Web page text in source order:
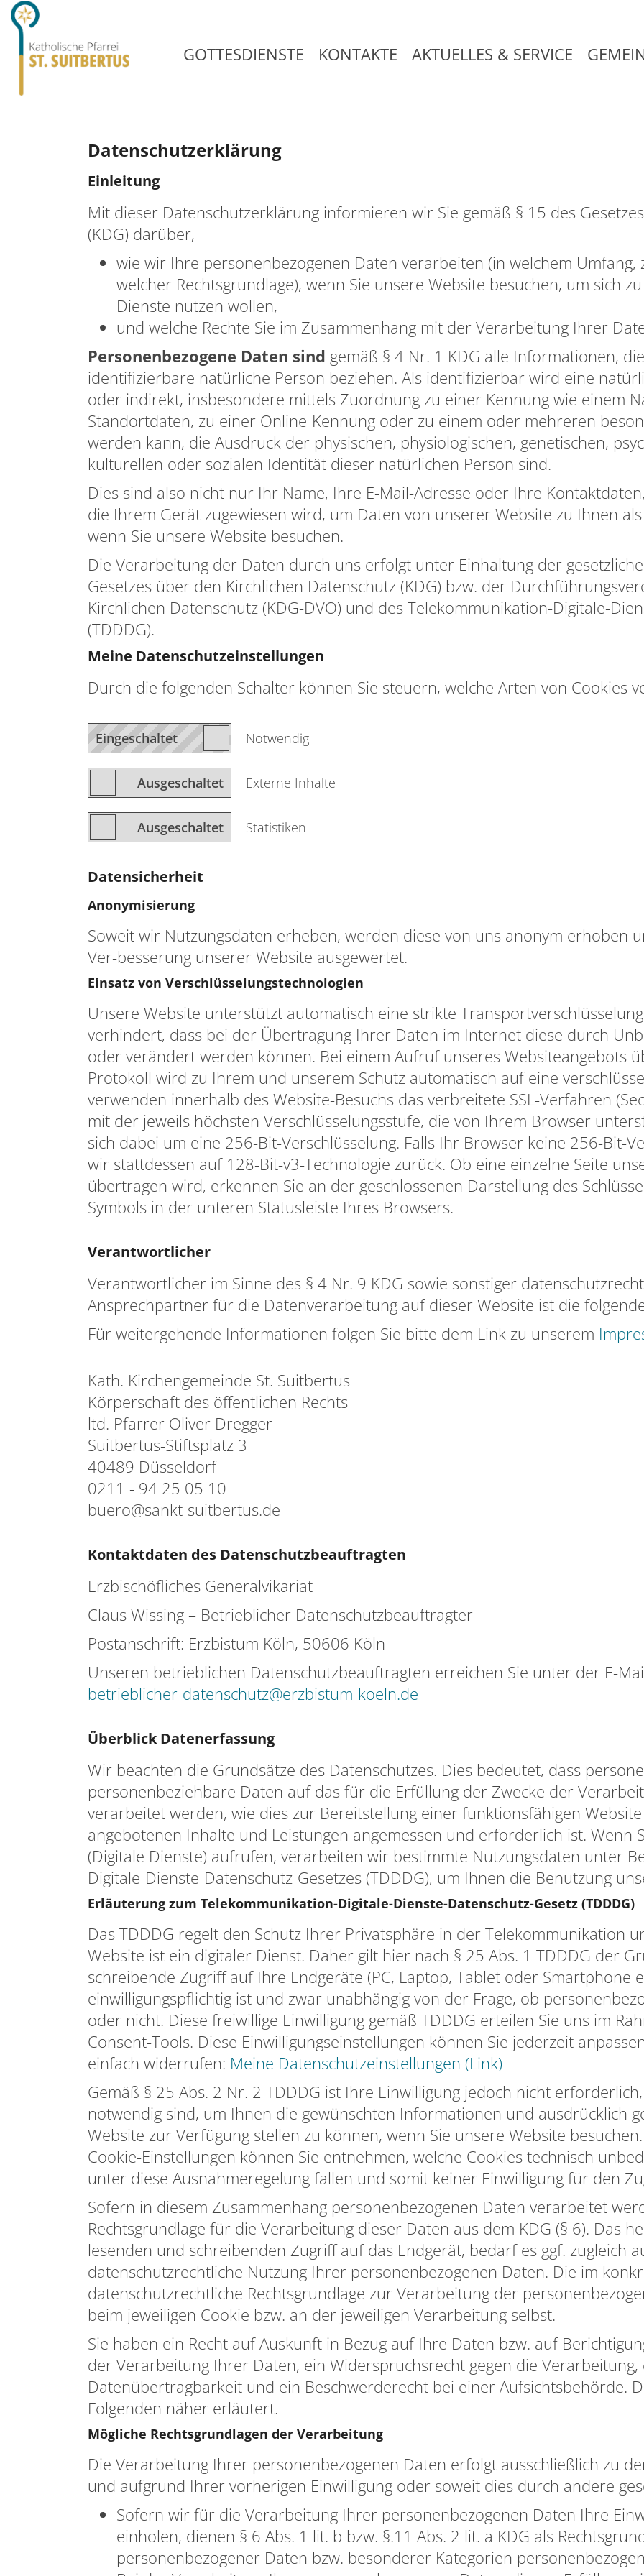
GOTTESDIENSTE KONTAKTE AKTUELLES & SERVICE
Datenschutzerklärung
Einleitung
Mit dieser Datenschutzerklärung informieren wir Sie gemäß § 15 des
(KDG) darüber,
wie wir Ihre personenbezogenen Daten verarbeiten (in welchem Umfang,
welcher Rechtsgrundlage), wenn Sie unsere Website besuchen, um sich
Dienste nutzen wollen,
und welche Rechte Sie im Zusammenhang mit der Verarbeitung Ihrer
Personenbezogene Daten sind gemäß § 4 Nr. 1 KDG alle Informationen,
identifizierbare natürliche Person beziehen. Als identifizierbar wird eine
oder indirekt, insbesondere mittels Zuordnung zu einer Kennung wie einem
Standortdaten, zu einer Online-Kennung oder zu einem oder mehreren
werden kann, die Ausdruck der physischen, physiologischen, genetischen,
kulturellen oder sozialen Identität dieser natürlichen Person sind.
Dies sind also nicht nur Ihr Name, Ihre E-Mail-Adresse oder Ihre
die Ihrem Gerät zugewiesen wird, um Daten von unserer Website zu Ihnen
wenn Sie unsere Website besuchen.
Die Verarbeitung der Daten durch uns erfolgt unter Einhaltung der
Gesetzes über den Kirchlichen Datenschutz (KDG) bzw. der
Kirchlichen Datenschutz (KDG-DVO) und des Telekommunikation-Digitale-
(TDDDG).
Meine Datenschutzeinstellungen
Durch die folgenden Schalter können Sie steuern, welche Arten von Cookies
Notwendig
Externe Inhalte
Statistiken
Datensicherheit
Anonymisierung
Soweit wir Nutzungsdaten erheben, werden diese von uns anonym erhoben
Ver-besserung unserer Website ausgewertet.
Einsatz von Verschlüsselungstechnologien
Unsere Website unterstützt automatisch eine strikte
verhindert, dass bei der Übertragung Ihrer Daten im Internet diese durch
oder verändert werden können. Bei einem Aufruf unseres Websiteangebots
Protokoll wird zu Ihrem und unserem Schutz automatisch auf eine
verwenden innerhalb des Website-Besuchs das verbreitete SSL-Verfahren
mit der jeweils höchsten Verschlüsselungsstufe, die von Ihrem Browser
sich dabei um eine 256-Bit-Verschlüsselung. Falls Ihr Browser keine 256-Bit-
wir stattdessen auf 128-Bit-v3-Technologie zurück. Ob eine einzelne Seite
übertragen wird, erkennen Sie an der geschlossenen Darstellung des
Symbols in der unteren Statusleiste Ihres Browsers.
Verantwortlicher
Verantwortlicher im Sinne des § 4 Nr. 9 KDG sowie sonstiger
Ansprechpartner für die Datenverarbeitung auf dieser Website ist die
Für weitergehende Informationen folgen Sie bitte dem Link zu unserem
Kath. Kirchengemeinde St. Suitbertus
Körperschaft des öffentlichen Rechts
ltd. Pfarrer Oliver Dregger
Suitbertus-Stiftsplatz 3
40489 Düsseldorf
0211 - 94 25 05 10
buero@sankt-suitbertus.de
Kontaktdaten des Datenschutzbeauftragten
Erzbischöfliches Generalvikariat
Claus Wissing – Betrieblicher Datenschutzbeauftragter
Postanschrift: Erzbistum Köln, 50606 Köln
Unseren betrieblichen Datenschutzbeauftragten erreichen Sie unter der E-
betrieblicher-datenschutz@erzbistum-koeln.de
Überblick Datenerfassung
Wir beachten die Grundsätze des Datenschutzes. Dies bedeutet, dass
personenbeziehbare Daten auf das für die Erfüllung der Zwecke der
verarbeitet werden, wie dies zur Bereitstellung einer funktionsfähigen
angebotenen Inhalte und Leistungen angemessen und erforderlich ist. Wenn
(Digitale Dienste) aufrufen, verarbeiten wir bestimmte Nutzungsdaten unter
Digitale-Dienste-Datenschutz-Gesetzes (TDDDG), um Ihnen die Benutzung
Erläuterung zum Telekommunikation-Digitale-Dienste-Datenschutz-Gesetz (TDDDG)
Das TDDDG regelt den Schutz Ihrer Privatsphäre in der Telekommunikation
Website ist ein digitaler Dienst. Daher gilt hier nach § 25 Abs. 1 TDDDG der
schreibende Zugriff auf Ihre Endgeräte (PC, Laptop, Tablet oder Smartphone
einwilligungspflichtig ist und zwar unabhängig von der Frage, ob
oder nicht. Diese freiwillige Einwilligung gemäß TDDDG erteilen Sie uns im
Consent-Tools. Diese Einwilligungseinstellungen können Sie jederzeit
einfach widerrufen: Meine Datenschutzeinstellungen (Link)
Gemäß § 25 Abs. 2 Nr. 2 TDDDG ist Ihre Einwilligung jedoch nicht
notwendig sind, um Ihnen die gewünschten Informationen und ausdrücklich
Website zur Verfügung stellen zu können, wenn Sie unsere Website
Cookie-Einstellungen können Sie entnehmen, welche Cookies technisch
unter diese Ausnahmeregelung fallen und somit keiner Einwilligung für den
Sofern in diesem Zusammenhang personenbezogenen Daten verarbeitet
Rechtsgrundlage für die Verarbeitung dieser Daten aus dem KDG (§ 6). Das
lesenden und schreibenden Zugriff auf das Endgerät, bedarf es ggf. zugleich
datenschutzrechtliche Nutzung Ihrer personenbezogenen Daten. Die im
datenschutzrechtliche Rechtsgrundlage zur Verarbeitung der
beim jeweiligen Cookie bzw. an der jeweiligen Verarbeitung selbst.
Sie haben ein Recht auf Auskunft in Bezug auf Ihre Daten bzw. auf
der Verarbeitung Ihrer Daten, ein Widerspruchsrecht gegen die Verarbeitung,
Datenübertragbarkeit und ein Beschwerderecht bei einer Aufsichtsbehörde.
Folgenden näher erläutert.
Mögliche Rechtsgrundlagen der Verarbeitung
Die Verarbeitung Ihrer personenbezogenen Daten erfolgt ausschließlich zu
und aufgrund Ihrer vorherigen Einwilligung oder soweit dies durch andere
Sofern wir für die Verarbeitung Ihrer personenbezogenen Daten Ihre
einholen, dienen § 6 Abs. 1 lit. b bzw. §.11 Abs. 2 lit. a KDG als
personenbezogener Daten bzw. besonderer Kategorien